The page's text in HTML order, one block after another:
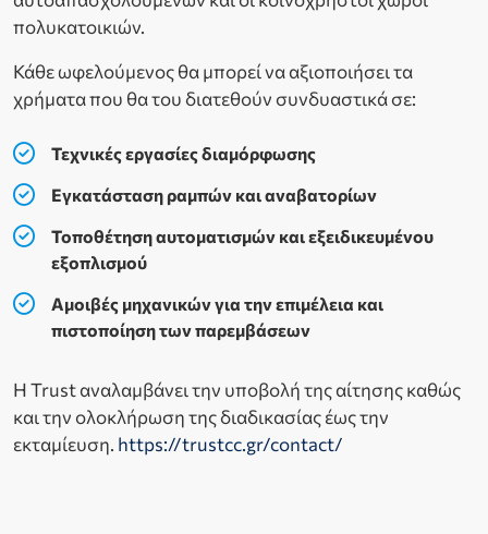
πολυκατοικιών.
Κάθε ωφελούμενος θα μπορεί να αξιοποιήσει τα
χρήματα που θα του διατεθούν συνδυαστικά σε:
Τεχνικές εργασίες διαμόρφωσης
Εγκατάσταση ραμπών και αναβατορίων
Τοποθέτηση αυτοματισμών και εξειδικευμένου
εξοπλισμού
Αμοιβές μηχανικών για την επιμέλεια και
πιστοποίηση των παρεμβάσεων
Η Trust αναλαμβάνει την υποβολή της αίτησης καθώς
και την ολοκλήρωση της διαδικασίας έως την
εκταμίευση. https://trustcc.gr/contact/